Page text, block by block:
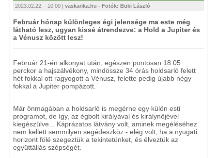
2023.02.22. - 10:00 | vaskarika.hu - Fotók: Büki László
Február hónap különleges égi jelensége ma este még
látható lesz, ugyan kissé átrendezve: a Hold a Jupiter és
a Vénusz között lesz!
Február 21-én alkonyat után, egészen pontosan 18:05
perckor a hajszálvékony, mindössze 34 órás holdsarló felett
hét fokkal ott ragyogott a Vénusz, felette pedig újabb négy
fokkal a Jupiter pompázott.
Már önmagában a holdsarló is megérne egy külön esti
programot, de így, az égbolt királyával és királynőjével
kiegészülve... Káprázatos látvány volt, aminek megéléséhez
nem kellett semmilyen segédeszköz - elég volt, ha a nyugati
horizont fölé szegeztük a tekintetünket, és élveztük az
együttállás szépségét.